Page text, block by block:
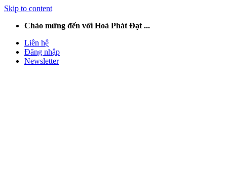
Skip to content
Chào mừng đến với Hoà Phát Đạt ...
Liên hệ
Đăng nhập
Newsletter